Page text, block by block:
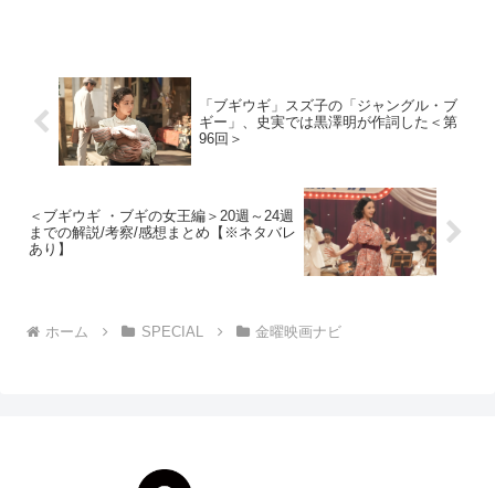
「ブギウギ」スズ子の「ジャングル・ブ
ギー」、史実では黒澤明が作詞した＜第
96回＞
＜ブギウギ ・ブギの女王編＞20週～24週
までの解説/考察/感想まとめ【※ネタバレ
あり】
ホーム SPECIAL 金曜映画ナビ